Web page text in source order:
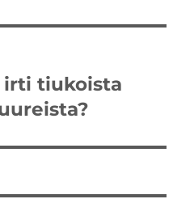
irti tiukoista